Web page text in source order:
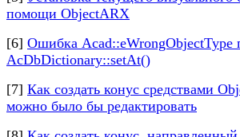
помощи ObjectARX
[6] Ошибка Acad::eWrongObjectType
AcDbDictionary::setAt()
[7] Как создать конус средствами
можно было бы редактировать